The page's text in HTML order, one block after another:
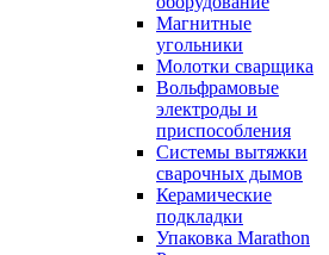
Магнитные
угольники
Молотки сварщика
Вольфрамовые
электроды и
приспособления
Системы вытяжки
сварочных дымов
Керамические
подкладки
Упаковка Marathon